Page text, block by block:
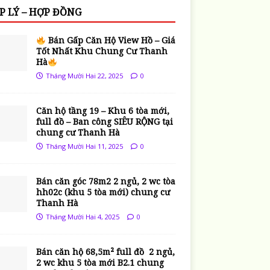
LÝ – HỢP ĐỒNG
Bán Gấp Căn Hộ View Hồ – Giá
Tốt Nhất Khu Chung Cư Thanh
Hà
Tháng Mười Hai 22, 2025 0
Căn hộ tầng 19 – Khu 6 tòa mới,
full đồ – Ban công SIÊU RỘNG tại
chung cư Thanh Hà
Tháng Mười Hai 11, 2025 0
Bán căn góc 78m2 2 ngủ, 2 wc tòa
hh02c (khu 5 tòa mới) chung cư
Thanh Hà
Tháng Mười Hai 4, 2025 0
Bán căn hộ 68,5m² full đồ 2 ngủ,
2 wc khu 5 tòa mới B2.1 chung